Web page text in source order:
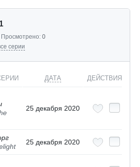
Просмотрено: 0
серии
ДАТА ДЕЙСТВИЯ
25 декабря 2020
25 декабря 2020